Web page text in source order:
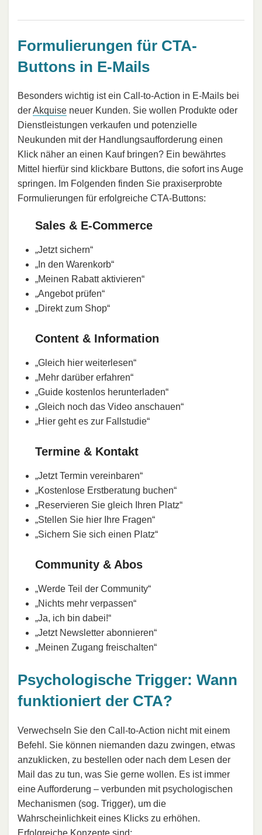
Formulierungen für CTA-
Buttons in E-Mails
Besonders wichtig ist ein Call-to-Action in E-Mails bei
derAkquise neuer Kunden. Sie wollen Produkte oder
Dienstleistungen verkaufen und potenzielle
Neukunden mit der Handlungsaufforderung einen
Klick näher an einen Kauf bringen? Ein bewährtes
Mittel hierfür sind klickbare Buttons, die sofort ins Auge
springen. Im Folgenden finden Sie praxiserprobte
Formulierungen für erfolgreiche CTA-Buttons:
Sales & E-Commerce
„Jetzt sichern“
„In den Warenkorb“
„Meinen Rabatt aktivieren“
„Angebot prüfen“
„Direkt zum Shop“
Content & Information
„Gleich hier weiterlesen“
„Mehr darüber erfahren“
„Guide kostenlos herunterladen“
„Gleich noch das Video anschauen“
„Hier geht es zur Fallstudie“
Termine & Kontakt
„Jetzt Termin vereinbaren“
„Kostenlose Erstberatung buchen“
„Reservieren Sie gleich Ihren Platz“
„Stellen Sie hier Ihre Fragen“
„Sichern Sie sich einen Platz“
Community & Abos
„Werde Teil der Community“
„Nichts mehr verpassen“
„Ja, ich bin dabei!“
„Jetzt Newsletter abonnieren“
„Meinen Zugang freischalten“
Psychologische Trigger: Wann
funktioniert der CTA?
Verwechseln Sie den Call-to-Action nicht mit einem
Befehl. Sie können niemanden dazu zwingen, etwas
anzuklicken, zu bestellen oder nach dem Lesen der
Mail das zu tun, was Sie gerne wollen. Es ist immer
eine Aufforderung – verbunden mit psychologischen
Mechanismen (sog. Trigger), um die
Wahrscheinlichkeit eines Klicks zu erhöhen.
Erfolgreiche Konzepte sind: